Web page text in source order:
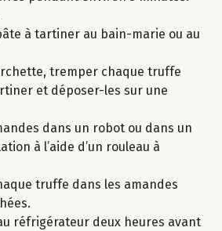
à tartiner au bain-marie ou au
tremper chaque truffe
et déposer-les sur une
dans un robot ou dans un
à l’aide d’un rouleau à
truffe dans les amandes
réfrigérateur deux heures avant